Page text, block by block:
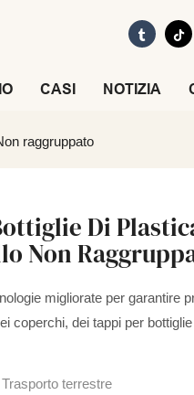
CASI NOTIZIA
raggruppato
Di
Non
migliorate per garantire
coperchi, dei tappi per
terrestre